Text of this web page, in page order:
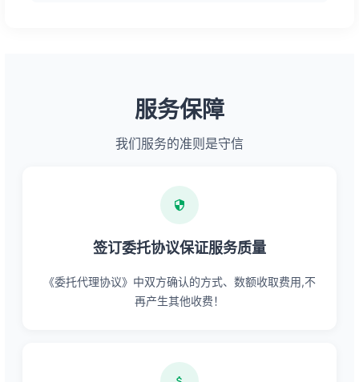
服务保障
我们服务的准则是守信
签订委托协议保证服务质量
《委托代理协议》中双方确认的方式、数额收取费用,不
再产生其他收费！